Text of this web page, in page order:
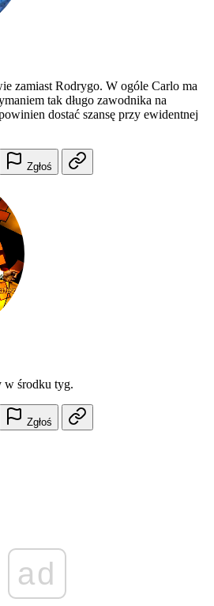
zamiast Rodrygo. W ogóle Carlo ma
tak długo zawodnika na
dostać szansę przy ewidentnej
Zgłoś
w środku tyg.
Zgłoś
ad